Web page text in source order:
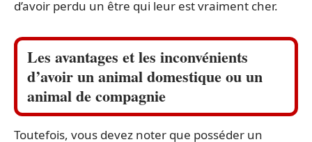
d’avoir perdu un être qui leur est vraiment cher.
Les avantages et les inconvénients
d’avoir un animal domestique ou un
animal de compagnie
Toutefois, vous devez noter que posséder un